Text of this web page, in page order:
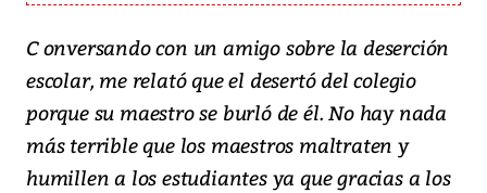
C onversando con un amigo sobre la deserción
escolar, me relató que el desertó del colegio
porque su maestro se burló de él. No hay nada
más terrible que los maestros maltraten y
humillen a los estudiantes ya que gracias a los